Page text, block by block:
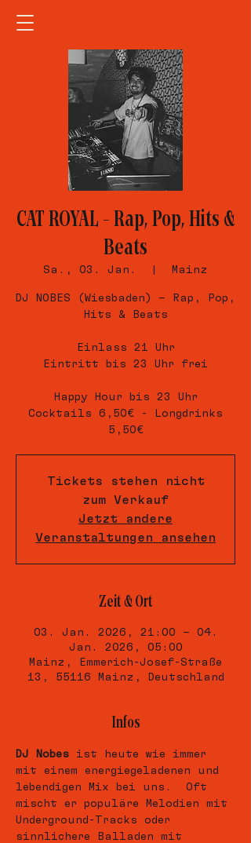
CAT ROYAL – Rap, Pop, Hits &
Beats
Sa., 03. Jan. Mainz
DJ NOBES (Wiesbaden) – Rap, Pop,
Hits & Beats
Einlass 21 Uhr
Eintritt bis 23 Uhr frei
Happy Hour bis 23 Uhr
Cocktails 6,50€ - Longdrinks
5,50€
Tickets stehen nicht
zum Verkauf
Jetzt andere
Veranstaltungen ansehen
Zeit & Ort
03. Jan. 2026, 21:00 – 04.
Jan. 2026, 05:00
Mainz, Emmerich-Josef-Straße
13, 55116 Mainz, Deutschland
Infos
DJ Nobes ist heute wie immer
mit einem energiegeladenen und
lebendigen Mix bei uns.  Oft
mischt er populäre Melodien mit
Underground-Tracks oder
sinnlichere Balladen mit